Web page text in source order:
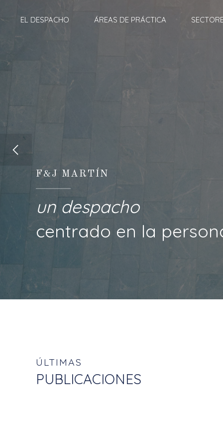
EL DESPACHO ÁREAS DE PRÁCTICA
F&J MARTÍN
un despacho
centrado en la
ÚLTIMAS
PUBLICACIONES